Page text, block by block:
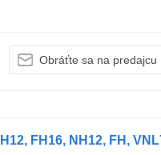
Obráťte sa na predajcu